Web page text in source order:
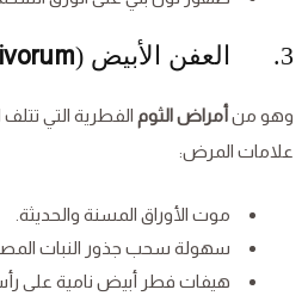
3. العفن الأبيض (
وهو منأمراض الثوم
علامات المرض:
موت الأوراق المسنة والحديثة.
سهولة سحب جذور النبات
هيفات فطر أبيض نامية على